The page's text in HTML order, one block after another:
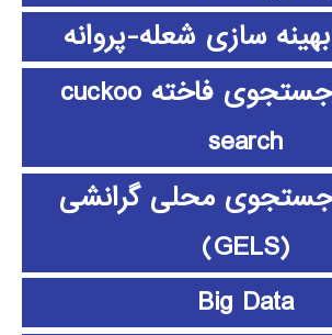
بهینه سازی شعله-پروانه
الگوریتم جستجوی فاخته cuckoo
search
جستجوی محلی گرانشی
(GELS)
Big Data